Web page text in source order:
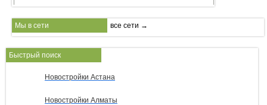
Мы в сети все сети →
Быстрый поиск
Новостройки Астана
Новостройки Алматы